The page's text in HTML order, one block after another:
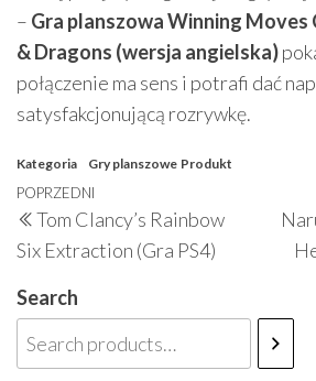
– Gra planszowa Winning Moves
& Dragons (wersja angielska)
połączenie ma sens i potrafi dać
satysfakcjonującą rozrywkę.
Kategoria Gry planszowe Produkt
Nawigacja
wpisu
Poprzedni
wpis
POPRZEDNI
Tom Clancy’s Rainbow
Six Extraction (Gra PS4)
Search